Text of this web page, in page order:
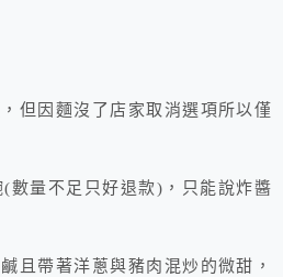
但因麵沒了店家取消選項所以僅
數量不足只好退款)，只能說炸醬
且帶著洋蔥與豬肉混炒的微甜，